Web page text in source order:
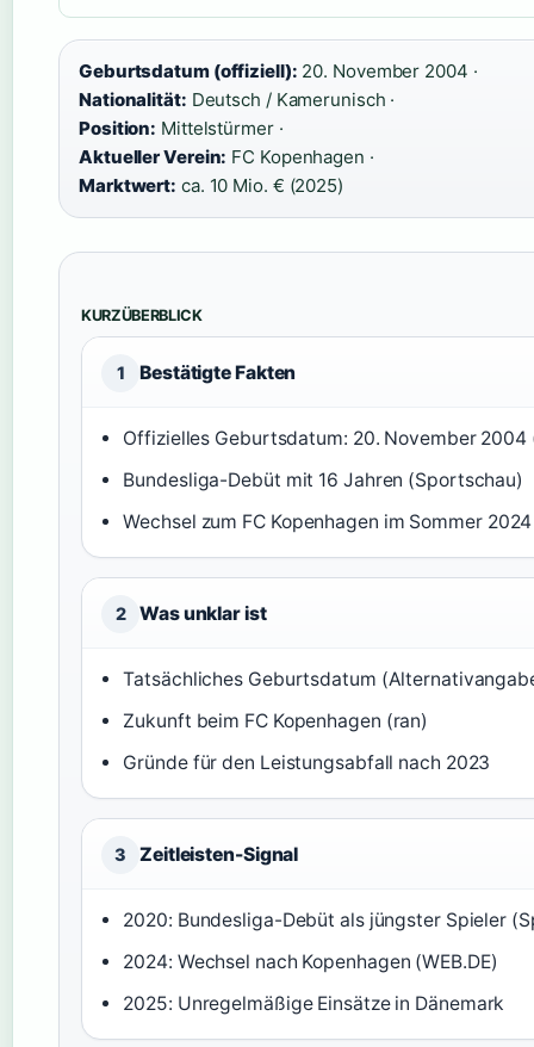
Geburtsdatum (offiziell): 20. November 2004 ·
Nationalität: Deutsch / Kamerunisch ·
Position: Mittelstürmer ·
Aktueller Verein: FC Kopenhagen ·
Marktwert: ca. 10 Mio. € (2025)
KURZÜBERBLICK
1 Bestätigte Fakten
Offizielles Geburtsdatum: 20. November 2004
Bundesliga-Debüt mit 16 Jahren (Sportschau)
Wechsel zum FC Kopenhagen im Sommer 2024
2 Was unklar ist
Tatsächliches Geburtsdatum
Zukunft beim FC Kopenhagen (ran)
Gründe für den Leistungsabfall nach 2023
3 Zeitleisten-Signal
2020: Bundesliga-Debüt als jüngster Spieler
2024: Wechsel nach Kopenhagen (WEB.DE)
2025: Unregelmäßige Einsätze in Dänemark